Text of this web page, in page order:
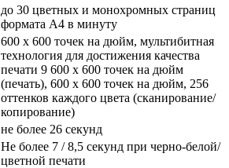
до 30 цветных и монохромных страниц
формата A4 в минуту
600 x 600 точек на дюйм, мультибитная
технология для достижения качества
печати 9 600 х 600 точек на дюйм
(печать), 600 x 600 точек на дюйм, 256
оттенков каждого цвета (сканирование/
копирование)
не более 26 секунд
Не более 7 / 8,5 секунд при черно-белой/
цветной печати